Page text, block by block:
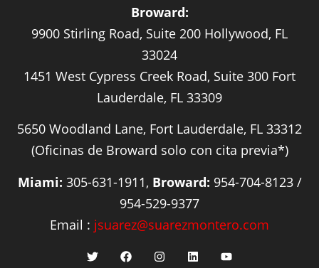
Broward:
9900 Stirling Road, Suite 200 Hollywood, FL
33024
1451 West Cypress Creek Road, Suite 300 Fort
Lauderdale, FL 33309
5650 Woodland Lane, Fort Lauderdale, FL 33312
(Oficinas de Broward solo con cita previa*)
Miami: 305-631-1911, Broward: 954-704-8123 /
954-529-9377
Email : jsuarez@suarezmontero.com